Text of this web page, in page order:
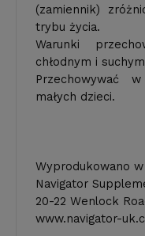
(zamiennik)
trybu życia.
Warunki
chłodnym i
Przechowywać
małych dzieci.
Wyprodukowano
Navigator
20-22 Wenlock
www.navigator-